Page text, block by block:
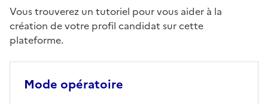
Vous trouverez un tutoriel pour vous aider à la
création de votre profil candidat sur cette
plateforme.
Mode opératoire